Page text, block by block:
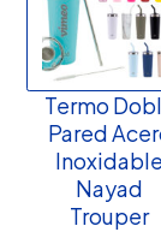
Termo
Pared
Inoxidable
Nayad
Trouper